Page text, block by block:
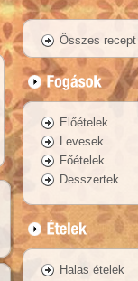
Összes recept
Előételek
Levesek
Főételek
Desszertek
Halas ételek